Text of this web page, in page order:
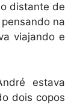
distante de
na
viajando e
estava
dois copos